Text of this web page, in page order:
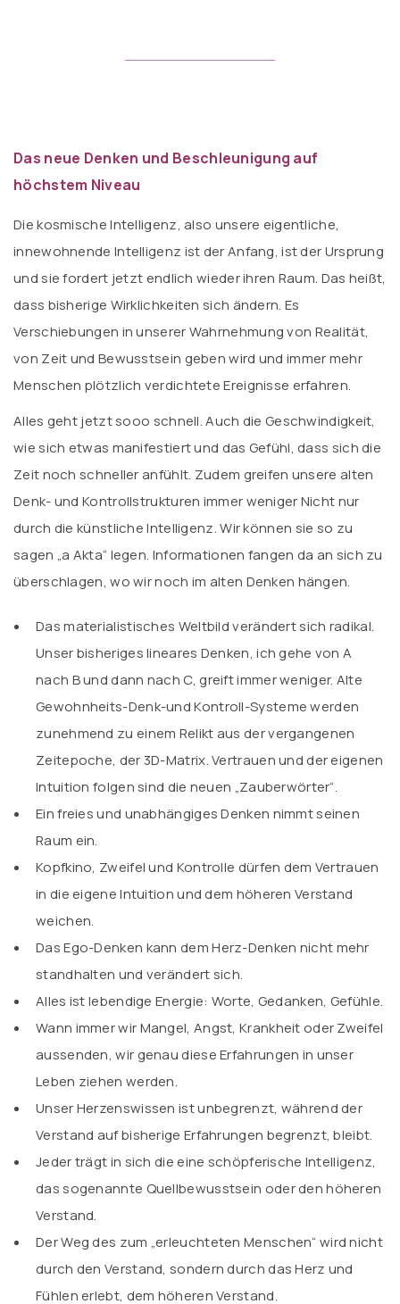
Das neue Denken und Beschleunigung auf
höchstem Niveau
Die kosmische Intelligenz, also unsere eigentliche,
innewohnende Intelligenz ist der Anfang, ist der Ursprung
und sie fordert jetzt endlich wieder ihren Raum. Das heißt,
dass bisherige Wirklichkeiten sich ändern. Es
Verschiebungen in unserer Wahrnehmung von Realität,
von Zeit und Bewusstsein geben wird und immer mehr
Menschen plötzlich verdichtete Ereignisse erfahren.
Alles geht jetzt sooo schnell. Auch die Geschwindigkeit,
wie sich etwas manifestiert und das Gefühl, dass sich die
Zeit noch schneller anfühlt. Zudem greifen unsere alten
Denk- und Kontrollstrukturen immer weniger Nicht nur
durch die künstliche Intelligenz. Wir können sie so zu
sagen „a Akta“ legen. Informationen fangen da an sich zu
überschlagen, wo wir noch im alten Denken hängen.
Das materialistisches Weltbild verändert sich radikal.
Unser bisheriges lineares Denken, ich gehe von A
nach B und dann nach C, greift immer weniger. Alte
Gewohnheits-Denk-und Kontroll-Systeme werden
zunehmend zu einem Relikt aus der vergangenen
Zeitepoche, der 3D-Matrix. Vertrauen und der eigenen
Intuition folgen sind die neuen „Zauberwörter“.
Ein freies und unabhängiges Denken nimmt seinen
Raum ein.
Kopfkino, Zweifel und Kontrolle dürfen dem Vertrauen
in die eigene Intuition und dem höheren Verstand
weichen.
Das Ego-Denken kann dem Herz-Denken nicht mehr
standhalten und verändert sich.
Alles ist lebendige Energie: Worte, Gedanken, Gefühle.
Wann immer wir Mangel, Angst, Krankheit oder Zweifel
aussenden, wir genau diese Erfahrungen in unser
Leben ziehen werden.
Unser Herzenswissen ist unbegrenzt, während der
Verstand auf bisherige Erfahrungen begrenzt, bleibt.
Jeder trägt in sich die eine schöpferische Intelligenz,
das sogenannte Quellbewusstsein oder den höheren
Verstand.
Der Weg des zum „erleuchteten Menschen“ wird nicht
durch den Verstand, sondern durch das Herz und
Fühlen erlebt, dem höheren Verstand.